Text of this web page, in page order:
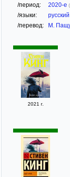
/период: 2020-е
/языки: русский
/перевод: М.
2021 г.